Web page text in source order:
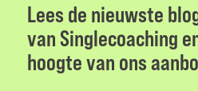
Lees de nieuwste
van Singlecoaching
hoogte van ons